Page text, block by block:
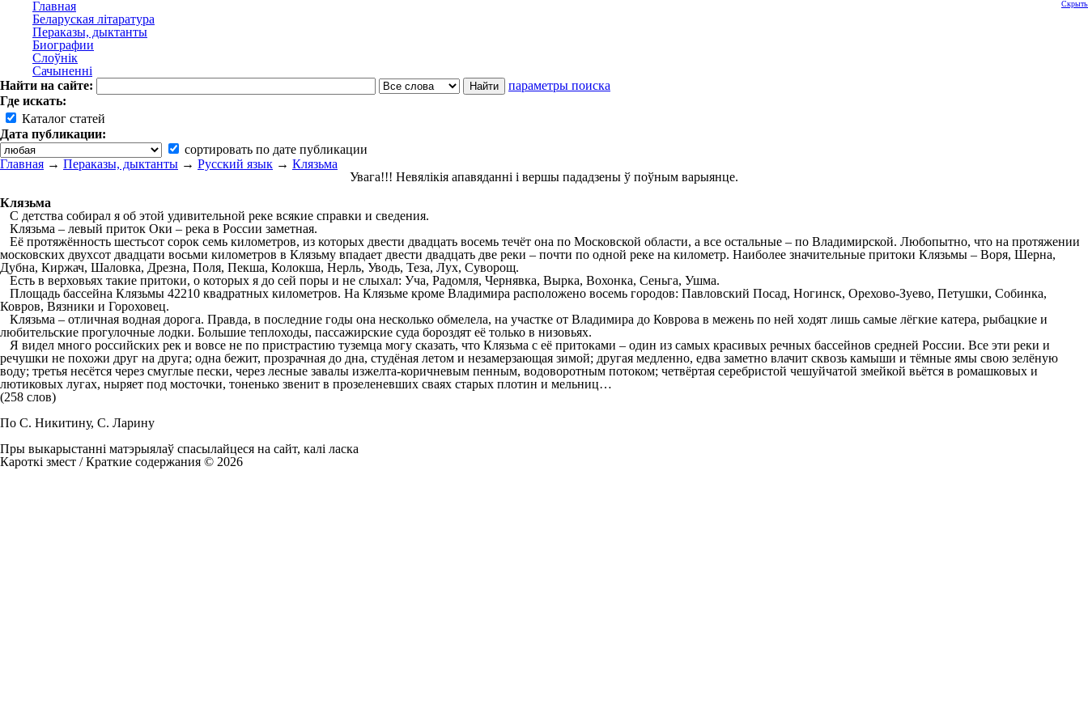
Главная
Беларуская літаратура
Пераказы, дыктанты
Биографии
Слоўнік
Сачыненні
Найти на сайте:
параметры поиска
Где искать:
Каталог статей
Дата публикации:
сортировать по дате публикации
Скрыть
Главная → Пераказы, дыктанты → Русский язык → Клязьма
Увага!!! Невялікія апавяданні і вершы пададзены ў поўным варыянце.
Клязьма
С детства собирал я об этой удивительной реке всякие справки и сведения.
Клязьма – левый приток Оки – река в России заметная.
Её протяжённость шестьсот сорок семь километров, из которых двести двадцать восемь течёт она по Московской области, а все остальные – по Владимирской. Любопытно, что на протяжении
московских двухсот двадцати восьми километров в Клязьму впадает двести двадцать две реки – почти по одной реке на километр. Наиболее значительные притоки Клязьмы – Воря, Шерна,
Дубна, Киржач, Шаловка, Дрезна, Поля, Пекша, Колокша, Нерль, Уводь, Теза, Лух, Суворощ.
Есть в верховьях такие притоки, о которых я до сей поры и не слыхал: Уча, Радомля, Чернявка, Вырка, Вохонка, Сеньга, Ушма.
Площадь бассейна Клязьмы 42210 квадратных километров. На Клязьме кроме Владимира расположено восемь городов: Павловский Посад, Ногинск, Орехово-Зуево, Петушки, Собинка,
Ковров, Вязники и Гороховец.
Клязьма – отличная водная дорога. Правда, в последние годы она несколько обмелела, на участке от Владимира до Коврова в межень по ней ходят лишь самые лёгкие катера, рыбацкие и
любительские прогулочные лодки. Большие теплоходы, пассажирские суда бороздят её только в низовьях.
Я видел много российских рек и вовсе не по пристрастию туземца могу сказать, что Клязьма с её притоками – один из самых красивых речных бассейнов средней России. Все эти реки и
речушки не похожи друг на друга; одна бежит, прозрачная до дна, студёная летом и незамерзающая зимой; другая медленно, едва заметно влачит сквозь камыши и тёмные ямы свою зелёную
воду; третья несётся через смуглые пески, через лесные завалы изжелта-коричневым пенным, водоворотным потоком; четвёртая серебристой чешуйчатой змейкой вьётся в ромашковых и
лютиковых лугах, ныряет под мосточки, тоненько звенит в прозеленевших сваях старых плотин и мельниц…
(258 слов)
По С. Никитину, С. Ларину
Пры выкарыстанні матэрыялаў спасылайцеся на сайт, калі ласка
Кароткі змест / Краткие содержания © 2026